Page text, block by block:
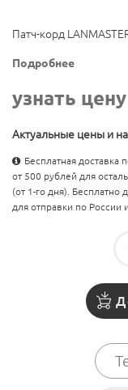
Патч-корд
Подробнее
узнать цену
Актуальные цены и
Бесплатная доставка
от 500 рублей для
(от 1-го дня).
для отправки по России